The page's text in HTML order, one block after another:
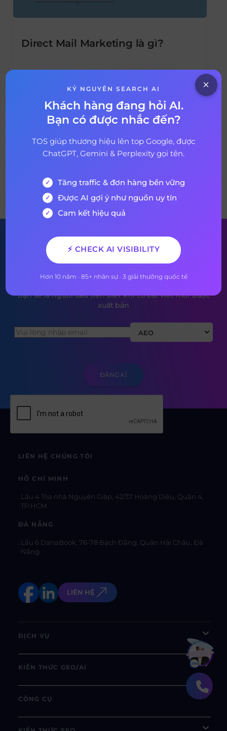
26 tháng 5, 2020 6 years ago
Direct Mail Marketing là gì?
marketing là bất kỳ thư từ vật lý nào được
gửi cho khách hàng với hy vọng có được sự
quan tâm của họ đối với doanh nghiệp. Đây
cũng là một hình thức quan trọng trong
chiến lược outbound marketing, khi doanh
nghiệp chủ động tiếp […]
VỀ BÀI VIẾT
Đăng ký nhận bản tin của
chúng tôi
Bạn sẽ là người đầu tiên biết khi có bài viết mới được
xuất bản
AEO
LIÊN HỆ CHÚNG TÔI
HỒ CHÍ MINH
Lầu 4 Tòa nhà Nguyên Giáp, 42/37 Hoàng Diệu, Quận 4,
TP.HCM
ĐÀ NẴNG
Lầu 6 DanaBook, 76-78 Bạch Đằng, Quận Hải Châu, Đà
Nẵng
LIÊN HỆ
DỊCH VỤ
KIẾN THỨC GEO/AI
CÔNG CỤ
Bạn muốn hiểu thêm?Xem chi tiết
KỶ NGUYÊN SEARCH AI
Khách hàng đang hỏi AI.
Bạn có được nhắc đến?
TOS giúp thương hiệu lên top Google, được
ChatGPT, Gemini & Perplexity gọi tên.
Tăng traffic & đơn hàng bền vững
Được AI gợi ý như nguồn uy tín
Cam kết hiệu quả
⚡ CHECK AI VISIBILITY
Hơn 10 năm · 85+ nhân sự · 3 giải thưởng quốc tế